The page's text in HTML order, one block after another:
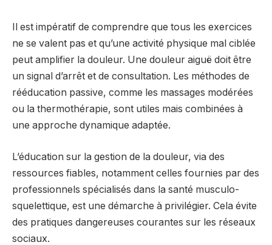
Il est impératif de comprendre que tous les exercices
ne se valent pas et qu’une activité physique mal ciblée
peut amplifier la douleur. Une douleur aiguë doit être
un signal d’arrêt et de consultation. Les méthodes de
rééducation passive, comme les massages modérées
ou la thermothérapie, sont utiles mais combinées à
une approche dynamique adaptée.
L’éducation sur la gestion de la douleur, via des
ressources fiables, notamment celles fournies par des
professionnels spécialisés dans la santé musculo-
squelettique, est une démarche à privilégier. Cela évite
des pratiques dangereuses courantes sur les réseaux
sociaux.